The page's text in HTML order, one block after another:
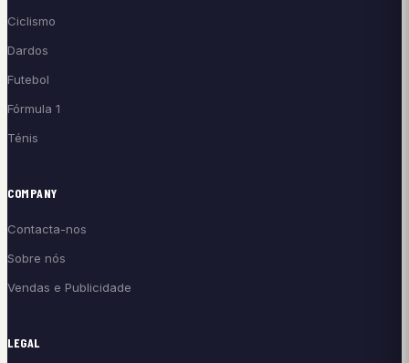
Ciclismo
Dardos
Futebol
Fórmula 1
Ténis
COMPANY
Contacta-nos
Sobre nós
Vendas e Publicidade
LEGAL